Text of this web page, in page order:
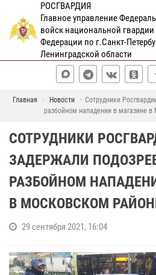
РОСГВАРДИЯ
Главное управление
войск национальной
Федерации по г.Санкт-
Ленинградской области
Главная Новости
Сотрудники
разбойном нападении в магазине
СОТРУДНИКИ
ЗАДЕРЖАЛИ
РАЗБОЙНОМ
В МОСКОВСКОМ
29 сентября 2021, 16:04